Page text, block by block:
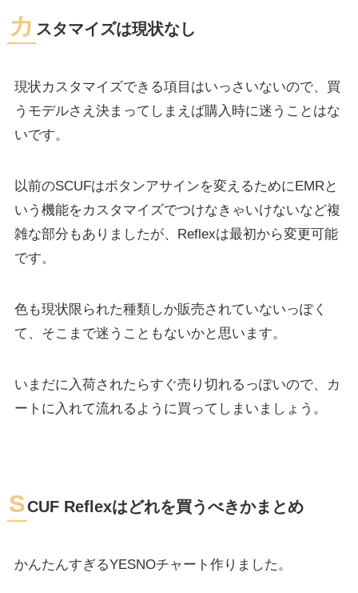
カ スタマイズは現状なし
現状カスタマイズできる項目はいっさいないので、買
うモデルさえ決まってしまえば購入時に迷うことはな
いです。
以前のSCUFはボタンアサインを変えるためにEMRと
いう機能をカスタマイズでつけなきゃいけないなど複
雑な部分もありましたが、Reflexは最初から変更可能
です。
色も現状限られた種類しか販売されていないっぽく
て、そこまで迷うこともないかと思います。
いまだに入荷されたらすぐ売り切れるっぽいので、カ
ートに入れて流れるように買ってしまいましょう。
SCUF Reflexはどれを買うべきかまとめ
かんたんすぎるYESNOチャート作りました。